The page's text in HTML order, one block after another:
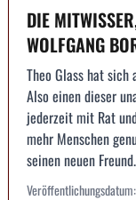
DIE
WOLFGANG
Theo Glass hat
Also einen dieser
jederzeit mit Rat
mehr Menschen
seinen neuen
Veröffentlichungsdatum: